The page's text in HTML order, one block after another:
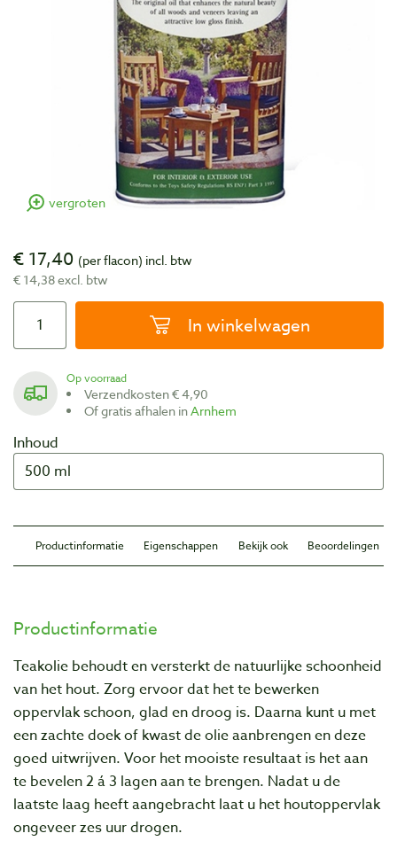
vergroten
€ 17,40 (per flacon) incl. btw
€ 14,38 excl. btw
In winkelwagen
Op voorraad
Verzendkosten € 4,90
Of gratis afhalen inArnhem
Inhoud
Productinformatie Eigenschappen Bekijk ook Beoordelingen
Productinformatie
Teakolie behoudt en versterkt de natuurlijke schoonheid
van het hout. Zorg ervoor dat het te bewerken
oppervlak schoon, glad en droog is. Daarna kunt u met
een zachte doek of kwast de olie aanbrengen en deze
goed uitwrijven. Voor het mooiste resultaat is het aan
te bevelen 2 á 3 lagen aan te brengen. Nadat u de
laatste laag heeft aangebracht laat u het houtoppervlak
ongeveer zes uur drogen.